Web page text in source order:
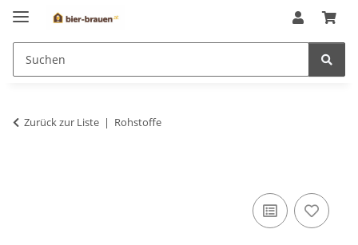
Zurück zur Liste Rohstoffe